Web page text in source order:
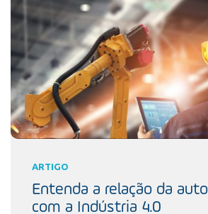
ARTIGO
Entenda a relação da
com a Indústria 4.0